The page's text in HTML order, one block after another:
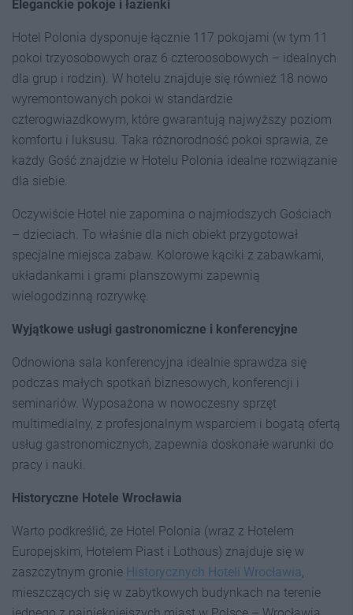
Eleganckie pokoje i łazienki
Hotel Polonia dysponuje łącznie 117 pokojami (w tym 11
pokoi trzyosobowych oraz 6 czteroosobowych – idealnych
dla grup i rodzin). W hotelu znajduje się również 18 nowo
wyremontowanych pokoi w standardzie
czterogwiazdkowym, które gwarantują najwyższy poziom
komfortu i luksusu. Taka różnorodność pokoi sprawia, że
każdy Gość znajdzie w Hotelu Polonia idealne rozwiązanie
dla siebie.
Oczywiście Hotel nie zapomina o najmłodszych Gościach
– dzieciach. To właśnie dla nich obiekt przygotował
specjalne miejsca zabaw. Kolorowe kąciki z zabawkami,
układankami i grami planszowymi zapewnią
wielogodzinną rozrywkę.
Wyjątkowe usługi gastronomiczne i konferencyjne
Odnowiona sala konferencyjna idealnie sprawdza się
podczas małych spotkań biznesowych, konferencji i
seminariów. Wyposażona w nowoczesny sprzęt
multimedialny, z profesjonalnym wsparciem i bogatą ofertą
usług gastronomicznych, zapewnia doskonałe warunki do
pracy i nauki.
Historyczne Hotele Wrocławia
Warto podkreślić, że Hotel Polonia (wraz z Hotelem
Europejskim, Hotelem Piast i Lothous) znajduje się w
zaszczytnym gronie Historycznych Hoteli Wrocławia,
mieszczących się w zabytkowych budynkach na terenie